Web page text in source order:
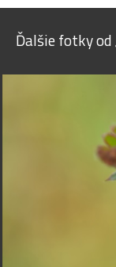
pekná fotka
Copatypred
pred
Ďalšie fotky od